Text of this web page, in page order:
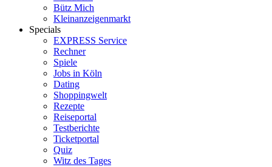
Bütz Mich
Kleinanzeigenmarkt
Specials
EXPRESS Service
Rechner
Spiele
Jobs in Köln
Dating
Shoppingwelt
Rezepte
Reiseportal
Testberichte
Ticketportal
Quiz
Witz des Tages